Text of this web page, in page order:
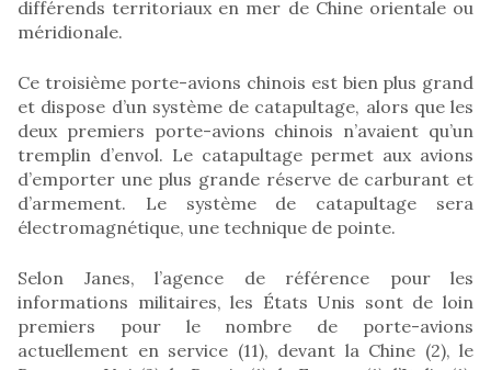
différends territoriaux en mer de Chine orientale ou
méridionale.
Ce troisième porte-avions chinois est bien plus grand
et dispose d’un système de catapultage, alors que les
deux premiers porte-avions chinois n’avaient qu’un
tremplin d’envol. Le catapultage permet aux avions
d’emporter une plus grande réserve de carburant et
d’armement. Le système de catapultage sera
électromagnétique, une technique de pointe.
Selon Janes, l’agence de référence pour les
informations militaires, les États Unis sont de loin
premiers pour le nombre de porte-avions
actuellement en service (11), devant la Chine (2), le